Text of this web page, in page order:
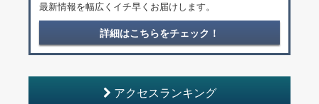
最新情報を幅広くイチ早くお届けします。
詳細はこちらをチェック！
アクセスランキング